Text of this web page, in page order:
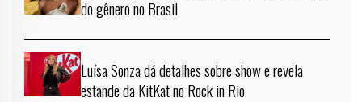
do gênero no Brasil
Luísa Sonza dá detalhes sobre show e revela
estande da KitKat no Rock in Rio